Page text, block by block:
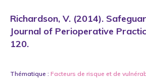
Richardson, V. (2014).
Journal of Perioperative
120.
Thématique : Facteurs de risque et de